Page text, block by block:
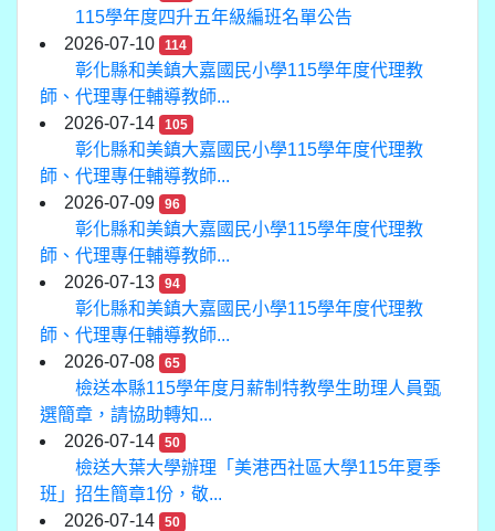
115學年度四升五年級編班名單公告
2026-07-10
114
彰化縣和美鎮大嘉國民小學115學年度代理教
師、代理專任輔導教師...
2026-07-14
105
彰化縣和美鎮大嘉國民小學115學年度代理教
師、代理專任輔導教師...
2026-07-09
96
彰化縣和美鎮大嘉國民小學115學年度代理教
師、代理專任輔導教師...
2026-07-13
94
彰化縣和美鎮大嘉國民小學115學年度代理教
師、代理專任輔導教師...
2026-07-08
65
檢送本縣115學年度月薪制特教學生助理人員甄
選簡章，請協助轉知...
2026-07-14
50
檢送大葉大學辦理「美港西社區大學115年夏季
班」招生簡章1份，敬...
2026-07-14
50